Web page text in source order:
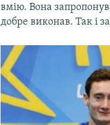
вмію. Вона
добре виконав. Так і